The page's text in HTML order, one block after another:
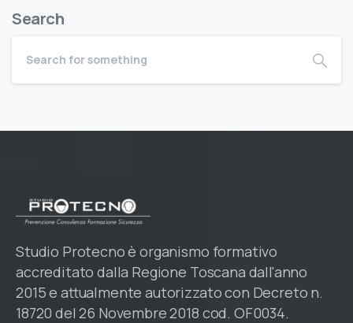
Search
Studio Protecno è organismo formativo
accreditato dalla Regione Toscana dall'anno
2015 e attualmente autorizzato con Decreto n.
18720 del 26 Novembre 2018 cod. OF0034.